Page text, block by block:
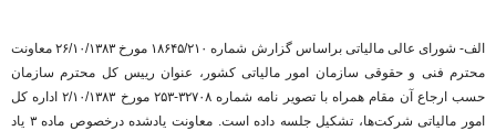
الف- شورای عالی مالیاتی براساس گزارش شماره ۱۸۶۴۵/۲۱۰ مورخ ۲۶/۱۰/۱۳۸۳ معاونت
محترم فنی و حقوقی سازمان امور مالیاتی کشور، عنوان رییس کل محترم سازمان
حسب ارجاع آن مقام همراه با تصویر نامه شماره ۳۲۷۰۸-۲۵۳ مورخ ۲/۱۰/۱۳۸۳ اداره کل
امور مالیاتی شرکت‌ها، تشکیل جلسه داده است. معاونت یاد‌شده درخصوص ماده ۳ یاد